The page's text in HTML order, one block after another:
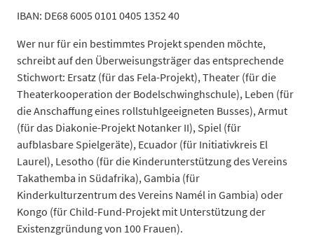
IBAN: DE68 6005 0101 0405 1352 40
Wer nur für ein bestimmtes Projekt spenden möchte,
schreibt auf den Überweisungsträger das entsprechende
Stichwort: Ersatz (für das Fela-Projekt), Theater (für die
Theaterkooperation der Bodelschwinghschule), Leben (für
die Anschaffung eines rollstuhlgeeigneten Busses), Armut
(für das Diakonie-Projekt Notanker II), Spiel (für
aufblasbare Spielgeräte), Ecuador (für Initiativkreis El
Laurel), Lesotho (für die Kinderunterstützung des Vereins
Takathemba in Südafrika), Gambia (für
Kinderkulturzentrum des Vereins Namél in Gambia) oder
Kongo (für Child-Fund-Projekt mit Unterstützung der
Existenzgründung von 100 Frauen).